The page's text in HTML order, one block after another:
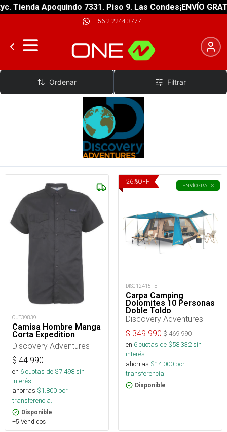
Apoquindo 7331. Piso 9. Las Condes¡ENVÍO GRATIS!
+56 2 2244 3777 |
Discovery Adventures
Ordenar Filtrar
OUT39839
Camisa Hombre Manga
Corta Expedition
Discovery Adventures
$ 44.990
en 6cuotas de $7.498sin
interés
ahorras $1.800 por
transferencia.
Disponible
+5 Vendidos
26%OFF
ENVÍOGRATIS
DIS012415FE
Carpa Camping
Dolomites 10 Personas
Doble Toldo
Discovery Adventures
$ 349.990 $469.990
en 6cuotas de $58.332sin
interés
ahorras $14.000 por
transferencia.
Disponible